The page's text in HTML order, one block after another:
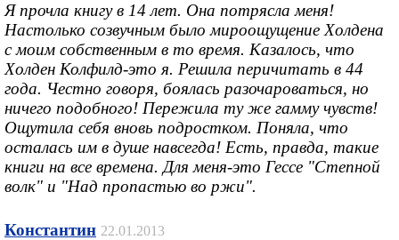
Я прочла книгу в 14 лет. Она потрясла меня!
Настолько созвучным было мироощущение Холдена
с моим собственным в то время. Казалось, что
Холден Колфилд-это я. Решила перичитать в 44
года. Честно говоря, боялась разочароваться, но
ничего подобного! Пережила ту же гамму чувств!
Ощутила себя вновь подростком. Поняла, что
осталась им в душе навсегда! Есть, правда, такие
книги на все времена. Для меня-это Гессе "Степной
волк" и "Над пропастью во ржи".
Константин 22.01.2013